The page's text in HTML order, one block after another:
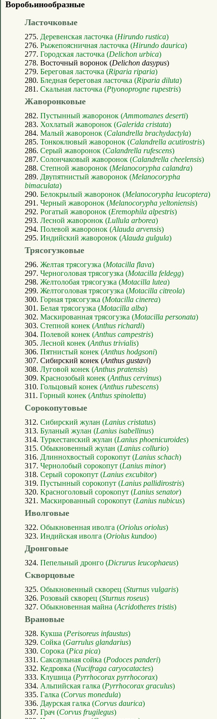
Воробьинообразные
Ласточковые
275. Деревенская ласточка (Hirundo rustica)
276. Рыжепоясничная ласточка (Hirundo daurica)
277. Городская ласточка (Delichon urbica)
278. Восточный воронок (Delichon dasypus)
279. Береговая ласточка (Riparia riparia)
280. Бледная береговая ласточка (Riparia diluta)
281. Скальная ласточка (Ptyonoprogne rupestris)
Жаворонковые
282. Пустынный жаворонок (Ammomanes deserti)
283. Хохлатый жаворонок (Galerida cristata)
284. Малый жаворонок (Calandrella brachydactyla)
285. Тонкоклювый жаворонок (Calandrella acutirostris)
286. Серый жаворонок (Calandrella rufescens)
287. Солончаковый жаворонок (Calandrella cheelensis)
288. Степной жаворонок (Melanocorypha calandra)
289. Двупятнистый жаворонок (Melanocorypha
bimaculata)
290. Белокрылый жаворонок (Melanocorypha leucoptera)
291. Черный жаворонок (Melanocorypha yeltoniensis)
292. Рогатый жаворонок (Eremophila alpestris)
293. Лесной жаворонок (Lullula arborea)
294. Полевой жаворонок (Alauda arvensis)
295. Индийский жаворонок (Alauda gulgula)
Трясогузковые
296. Желтая трясогузка (Motacilla flava)
297. Черноголовая трясогузка (Motacilla feldegg)
298. Желтолобая трясогузка (Motacilla lutea)
299. Желтоголовая трясогузка (Motacilla citreola)
300. Горная трясогузка (Motacilla cinerea)
301. Белая трясогузка (Motacilla alba)
302. Маскированная трясогузка (Motacilla personata)
303. Степной конек (Anthus richardi)
304. Полевой конек (Anthus campestris)
305. Лесной конек (Anthus trivialis)
306. Пятнистый конек (Anthus hodgsoni)
307. Сибирский конек (Anthus gustavi)
308. Луговой конек (Anthus pratensis)
309. Краснозобый конек (Anthus cervinus)
310. Гольцовый конек (Anthus rubescens)
311. Горный конек (Anthus spinoletta)
Сорокопутовые
312. Сибирский жулан (Lanius cristatus)
313. Буланый жулан (Lanius isabellinus)
314. Туркестанский жулан (Lanius phoenicuroides)
315. Обыкновенный жулан (Lanius collurio)
316. Длиннохвостый сорокопут (Lanius schach)
317. Чернолобый сорокопут (Lanius minor)
318. Серый сорокопут (Lanius excubitor)
319. Пустынный сорокопут (Lanius pallidirostris)
320. Красноголовый сорокопут (Lanius senator)
321. Маскированный сорокопут (Lanius nubicus)
Иволговые
322. Обыкновенная иволга (Oriolus oriolus)
323. Индийская иволга (Oriolus kundoo)
Дронговые
324. Пепельный дронго (Dicrurus leucophaeus)
Скворцовые
325. Обыкновенный скворец (Sturnus vulgaris)
326. Розовый скворец (Sturnus roseus)
327. Обыкновенная майна (Acridotheres tristis)
Врановые
328. Кукша (Perisoreus infaustus)
329. Сойка (Garrulus glandarius)
330. Сорока (Pica pica)
331. Саксаульная сойка (Podoces panderi)
332. Кедровка (Nucifraga caryocatactes)
333. Клушица (Pyrrhocorax pyrrhocorax)
334. Альпийская галка (Pyrrhocorax graculus)
335. Галка (Corvus monedula)
336. Даурская галка (Corvus daurica)
337. Грач (Corvus frugilegus)